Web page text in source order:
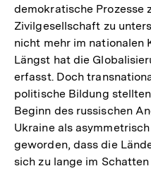
demokratische Prozesse
Zivilgesellschaft zu
nicht mehr im nationalen
Längst hat die
erfasst. Doch
politische Bildung
Beginn des russischen
Ukraine als
geworden, dass die
sich zu lange im